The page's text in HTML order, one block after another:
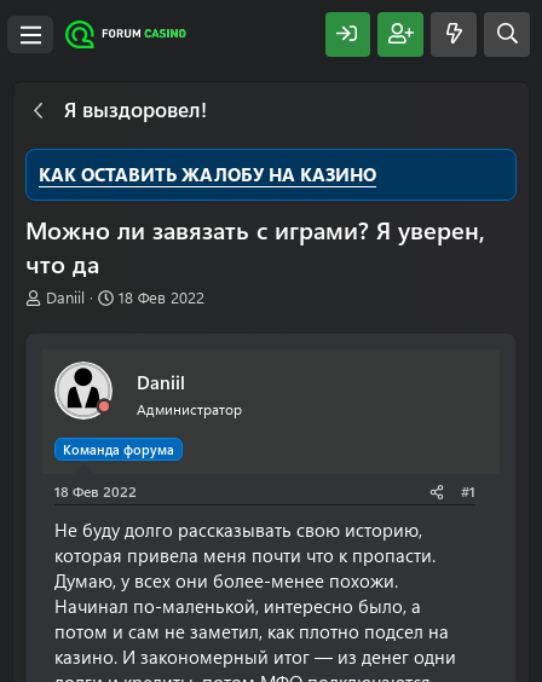
Я выздоровел!
КАК ОСТАВИТЬ ЖАЛОБУ НА КАЗИНО
Можно ли завязать с играми? Я уверен,
что да
А
м
Daniil
Д
а
а
18 Фев 2022
Daniil
Администратор
Команда форума
18 Фев 2022 #1
Не буду долго рассказывать свою историю,
которая привела меня почти что к пропасти.
Думаю, у всех они более-менее похожи.
Начинал по-маленькой, интересно было, а
потом и сам не заметил, как плотно подсел на
казино. И закономерный итог — из денег одни